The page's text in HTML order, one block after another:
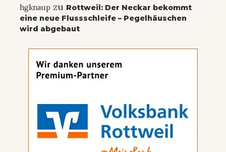
hgknaup zu Rottweil: Der Neckar bekommt
eine neue Flussschleife – Pegelhäuschen
wird abgebaut